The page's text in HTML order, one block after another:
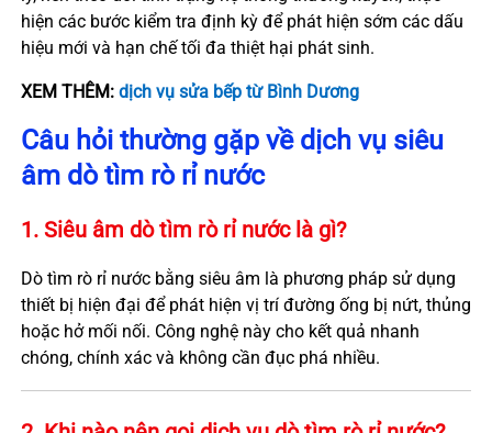
hiện các bước kiểm tra định kỳ để phát hiện sớm các dấu
hiệu mới và hạn chế tối đa thiệt hại phát sinh.
XEM THÊM: dịch vụ sửa bếp từ Bình Dương
Câu hỏi thường gặp về dịch vụ siêu
âm dò tìm rò rỉ nước
1. Siêu âm dò tìm rò rỉ nước là gì?
Dò tìm rò rỉ nước bằng siêu âm là phương pháp sử dụng
thiết bị hiện đại để phát hiện vị trí đường ống bị nứt, thủng
hoặc hở mối nối. Công nghệ này cho kết quả nhanh
chóng, chính xác và không cần đục phá nhiều.